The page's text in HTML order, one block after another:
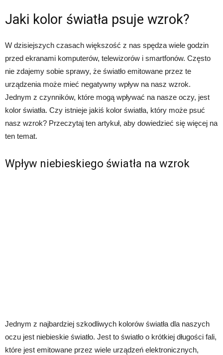
Jaki kolor światła psuje wzrok?
W dzisiejszych czasach większość z nas spędza wiele godzin
przed ekranami komputerów, telewizorów i smartfonów. Często
nie zdajemy sobie sprawy, że światło emitowane przez te
urządzenia może mieć negatywny wpływ na nasz wzrok.
Jednym z czynników, które mogą wpływać na nasze oczy, jest
kolor światła. Czy istnieje jakiś kolor światła, który może psuć
nasz wzrok? Przeczytaj ten artykuł, aby dowiedzieć się więcej na
ten temat.
Wpływ niebieskiego światła na wzrok
Jednym z najbardziej szkodliwych kolorów światła dla naszych
oczu jest niebieskie światło. Jest to światło o krótkiej długości fali,
które jest emitowane przez wiele urządzeń elektronicznych,